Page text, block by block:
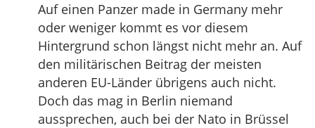
Auf einen Panzer made in Germany mehr
oder weniger kommt es vor diesem
Hintergrund schon längst nicht mehr an. Auf
den militärischen Beitrag der meisten
anderen EU-Länder übrigens auch nicht.
Doch das mag in Berlin niemand
aussprechen, auch bei der Nato in Brüssel